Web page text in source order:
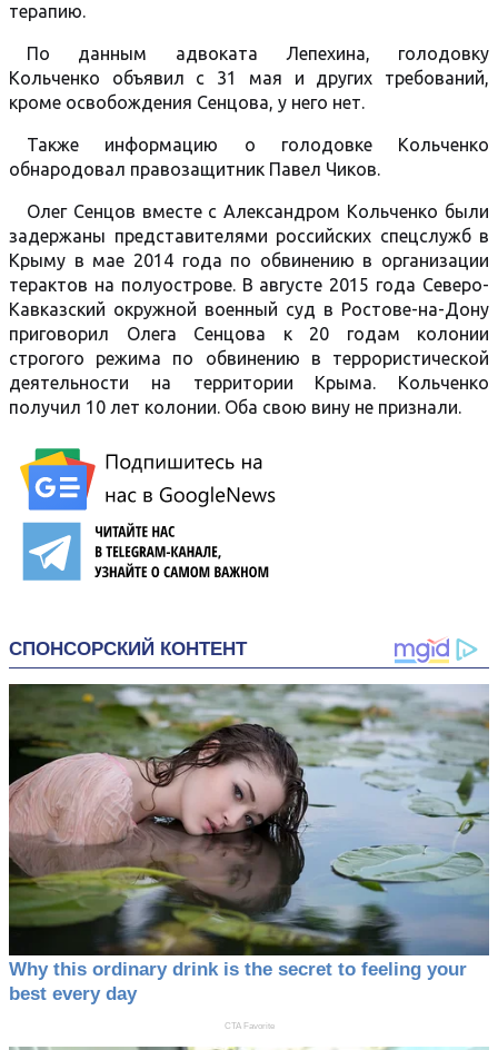
терапию.
По данным адвоката Лепехина, голодовку
Кольченко объявил с 31 мая и других требований,
кроме освобождения Сенцова, у него нет.
Также информацию о голодовке Кольченко
обнародовал правозащитник Павел Чиков.
Олег Сенцов вместе с Александром Кольченко были
задержаны представителями российских спецслужб в
Крыму в мае 2014 года по обвинению в организации
терактов на полуострове. В августе 2015 года Северо-
Кавказский окружной военный суд в Ростове-на-Дону
приговорил Олега Сенцова к 20 годам колонии
строгого режима по обвинению в террористической
деятельности на территории Крыма. Кольченко
получил 10 лет колонии. Оба свою вину не признали.